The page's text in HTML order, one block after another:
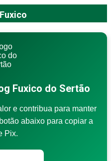
Fuxico do Sertão
e contribua para manter
abaixo para copiar a
Pix.